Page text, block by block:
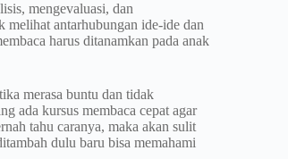
mengevaluasi, dan
melihat antarhubungan ide-ide dan
harus ditanamkan pada anak
merasa buntu dan tidak
ada kursus membaca cepat agar
tahu caranya, maka akan sulit
dulu baru bisa memahami